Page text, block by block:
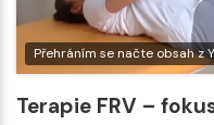
Přehráním se načte obsah z
Terapie FRV –